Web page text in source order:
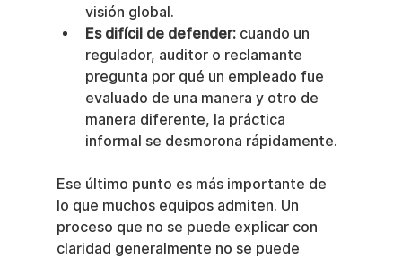
visión global.
Es difícil de defender: cuando un
regulador, auditor o reclamante
pregunta por qué un empleado fue
evaluado de una manera y otro de
manera diferente, la práctica
informal se desmorona rápidamente.
Ese último punto es más importante de
lo que muchos equipos admiten. Un
proceso que no se puede explicar con
claridad generalmente no se puede